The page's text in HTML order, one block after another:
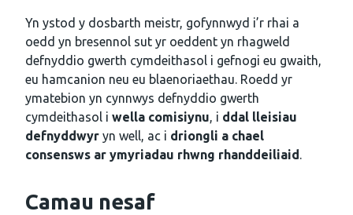
Yn ystod y dosbarth meistr, gofynnwyd i’r rhai a
oedd yn bresennol sut yr oeddent yn rhagweld
defnyddio gwerth cymdeithasol i gefnogi eu gwaith,
eu hamcanion neu eu blaenoriaethau. Roedd yr
ymatebion yn cynnwys defnyddio gwerth
cymdeithasol i wella comisiynu, i ddal lleisiau
defnyddwyr yn well, ac i driongli a chael
consensws ar ymyriadau rhwng rhanddeiliaid.
Camau nesaf